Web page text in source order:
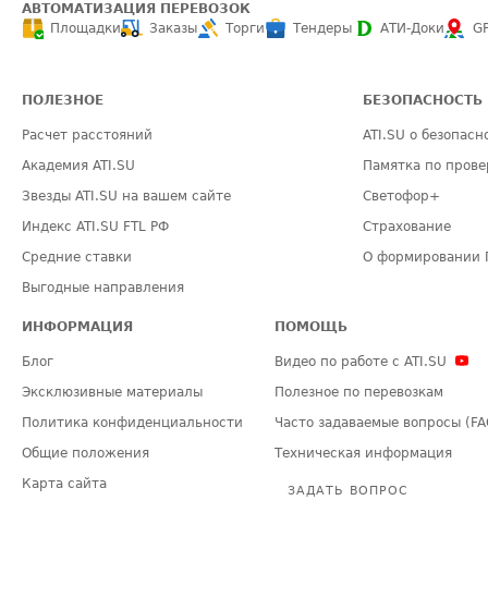
АВТОМАТИЗАЦИЯ ПЕРЕВОЗОК
Площадки
Заказы Торги Тендеры АТИ-Доки
ПОЛЕЗНОЕ
Расчет расстояний
Академия ATI.SU
Звезды ATI.SU на вашем сайте
Индекс ATI.SU FTL РФ
Средние ставки
Выгодные направления
БЕЗОПАСНОСТЬ
ATI.SU о
Памятка по
Светофор+
Страхование
О формировании
ИНФОРМАЦИЯ
Блог
Эксклюзивные материалы
Политика конфиденциальности
Общие положения
Карта сайта
ПОМОЩЬ
Видео по работе с ATI.SU
Полезное по перевозкам
Часто задаваемые вопросы
Техническая информация
ЗАДАТЬ ВОПРОС